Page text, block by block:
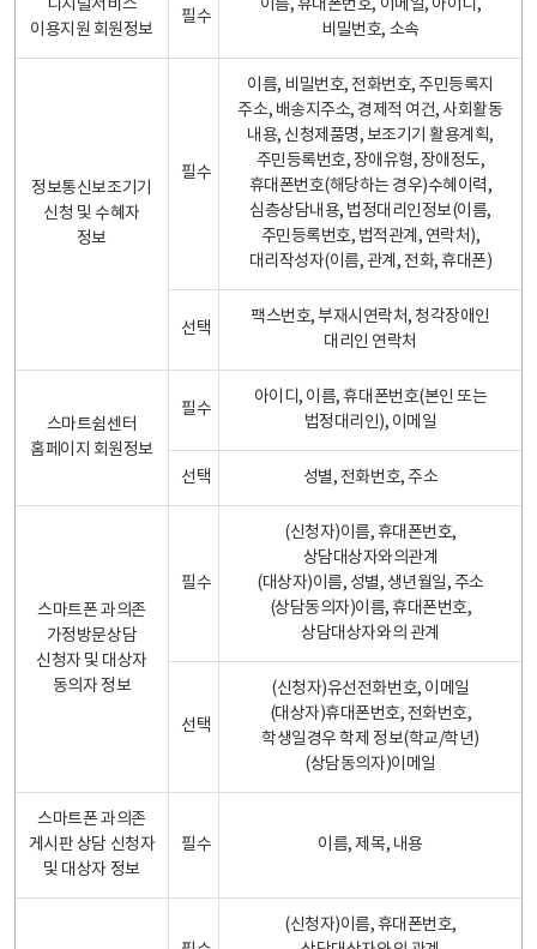
디지털서비스
이용지원 회원정보
필수
이름, 휴대폰번호, 이메일, 아이디,
비밀번호, 소속
정보통신보조기기
신청 및 수혜자
정보
필수
이름, 비밀번호, 전화번호, 주민등록지
주소, 배송지주소, 경제적 여건, 사회활동
내용, 신청제품명, 보조기기 활용계획,
주민등록번호, 장애유형, 장애정도,
휴대폰번호(해당하는 경우)수혜이력,
심층상담내용, 법정대리인정보(이름,
주민등록번호, 법적관계, 연락처),
대리작성자(이름, 관계, 전화, 휴대폰)
선택
팩스번호, 부재시연락처, 청각장애인
대리인 연락처
스마트쉼센터
홈페이지 회원정보
필수
아이디, 이름, 휴대폰번호(본인 또는
법정대리인), 이메일
선택 성별, 전화번호, 주소
스마트폰 과의존
가정방문상담
신청자 및 대상자
동의자 정보
필수
(신청자)이름, 휴대폰번호,
상담대상자와의관계
(대상자)이름, 성별, 생년월일, 주소
(상담동의자)이름, 휴대폰번호,
상담대상자와의 관계
선택
(신청자)유선전화번호, 이메일
(대상자)휴대폰번호, 전화번호,
학생일경우 학제 정보(학교/학년)
(상담동의자)이메일
스마트폰 과의존
게시판 상담 신청자
및 대상자 정보
필수 이름, 제목, 내용
(신청자)이름, 휴대폰번호,